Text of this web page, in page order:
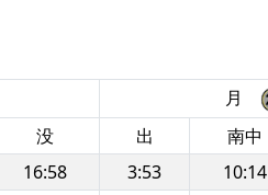
月
没 出 南中
16:58 3:53 10:14